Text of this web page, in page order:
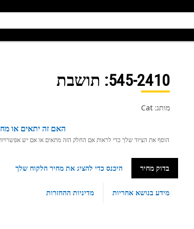
545-2410: תושבת
מותג: Cat
האם זה יתאים או
הוסף את הציוד שלך כדי לראות אם החלק הזה מתאים או אם יש אפשרויות
בדוק מחיר היכנס כדי להציג את מחיר הלקוח שלך
מידע בנושא אחריות מדיניות ההחזרות